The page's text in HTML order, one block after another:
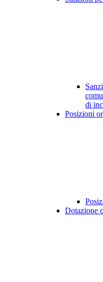
di
Posizioni
Dotazione